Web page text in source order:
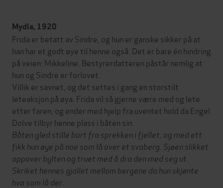
Mydla, 1920
Frida er betatt av Sindre, og hun er ganske sikker på at
han har et godt øye til henne også. Det er bare én hindring
på veien: Mikkeline. Bestyrerdatteren påstår nemlig at
hun og Sindre er forlovet.
Villik er savnet, og det settes i gang en storstilt
leteaksjon på øya. Frida vil så gjerne være med og lete
etter faren, og ender med hjelp fra uventet hold da Engel
Dolve tilbyr henne plass i båten sin.
Båten gled stille bort fra sprekken i fjellet, og med ett
fikk hun øye på noe som lå over et svaberg. Sjøen slikket
oppover bylten og truet med å dra den med seg ut.
Skriket hennes gjallet mellom bergene da hun skjønte
hva som lå der.